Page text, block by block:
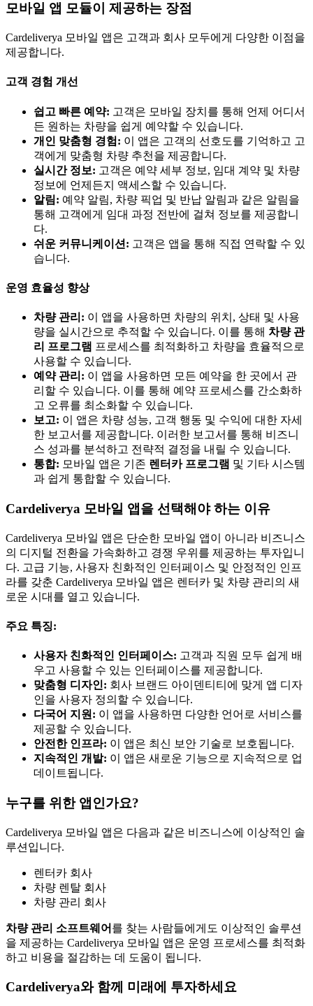
모바일 앱 모듈이 제공하는 장점
Cardeliverya 모바일 앱은 고객과 회사 모두에게 다양한 이점을
제공합니다.
고객 경험 개선
쉽고 빠른 예약: 고객은 모바일 장치를 통해 언제 어디서
든 원하는 차량을 쉽게 예약할 수 있습니다.
개인 맞춤형 경험: 이 앱은 고객의 선호도를 기억하고 고
객에게 맞춤형 차량 추천을 제공합니다.
실시간 정보: 고객은 예약 세부 정보, 임대 계약 및 차량
정보에 언제든지 액세스할 수 있습니다.
알림: 예약 알림, 차량 픽업 및 반납 알림과 같은 알림을
통해 고객에게 임대 과정 전반에 걸쳐 정보를 제공합니
다.
쉬운 커뮤니케이션: 고객은 앱을 통해 직접 연락할 수 있
습니다.
운영 효율성 향상
차량 관리: 이 앱을 사용하면 차량의 위치, 상태 및 사용
량을 실시간으로 추적할 수 있습니다. 이를 통해 차량 관
리 프로그램 프로세스를 최적화하고 차량을 효율적으로
사용할 수 있습니다.
예약 관리: 이 앱을 사용하면 모든 예약을 한 곳에서 관
리할 수 있습니다. 이를 통해 예약 프로세스를 간소화하
고 오류를 최소화할 수 있습니다.
보고: 이 앱은 차량 성능, 고객 행동 및 수익에 대한 자세
한 보고서를 제공합니다. 이러한 보고서를 통해 비즈니
스 성과를 분석하고 전략적 결정을 내릴 수 있습니다.
통합: 모바일 앱은 기존 렌터카 프로그램 및 기타 시스템
과 쉽게 통합할 수 있습니다.
Cardeliverya 모바일 앱을 선택해야 하는 이유
Cardeliverya 모바일 앱은 단순한 모바일 앱이 아니라 비즈니스
의 디지털 전환을 가속화하고 경쟁 우위를 제공하는 투자입니
다. 고급 기능, 사용자 친화적인 인터페이스 및 안정적인 인프
라를 갖춘 Cardeliverya 모바일 앱은 렌터카 및 차량 관리의 새
로운 시대를 열고 있습니다.
주요 특징:
사용자 친화적인 인터페이스: 고객과 직원 모두 쉽게 배
우고 사용할 수 있는 인터페이스를 제공합니다.
맞춤형 디자인: 회사 브랜드 아이덴티티에 맞게 앱 디자
인을 사용자 정의할 수 있습니다.
다국어 지원: 이 앱을 사용하면 다양한 언어로 서비스를
제공할 수 있습니다.
안전한 인프라: 이 앱은 최신 보안 기술로 보호됩니다.
지속적인 개발: 이 앱은 새로운 기능으로 지속적으로 업
데이트됩니다.
누구를 위한 앱인가요?
Cardeliverya 모바일 앱은 다음과 같은 비즈니스에 이상적인 솔
루션입니다.
렌터카 회사
차량 렌탈 회사
차량 관리 회사
차량 관리 소프트웨어 를 찾는 사람들에게도 이상적인 솔루션
을 제공하는 Cardeliverya 모바일 앱은 운영 프로세스를 최적화
하고 비용을 절감하는 데 도움이 됩니다.
Cardeliverya와 함께 미래에 투자하세요